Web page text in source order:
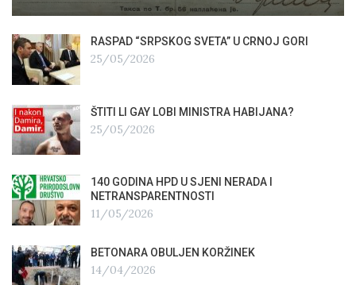
RASPAD “SRPSKOG SVETA” U CRNOJ GORI
25/05/2026
ŠTITI LI GAY LOBI MINISTRA HABIJANA?
25/05/2026
140 GODINA HPD U SJENI NERADA I
NETRANSPARENTNOSTI
11/05/2026
BETONARA OBULJEN KORŽINEK
14/04/2026